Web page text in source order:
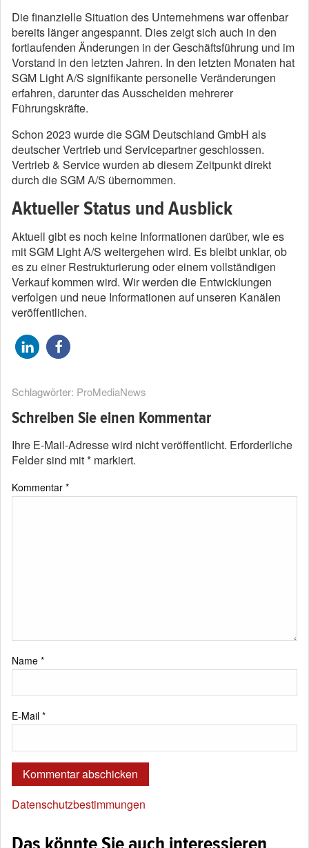
Die finanzielle Situation des Unternehmens war offenbar
bereits länger angespannt. Dies zeigt sich auch in den
fortlaufenden Änderungen in der Geschäftsführung und im
Vorstand in den letzten Jahren. In den letzten Monaten hat
SGM Light A/S signifikante personelle Veränderungen
erfahren, darunter das Ausscheiden mehrerer
Führungskräfte.
Schon 2023 wurde die SGM Deutschland GmbH als
deutscher Vertrieb und Servicepartner geschlossen.
Vertrieb & Service wurden ab diesem Zeitpunkt direkt
durch die SGM A/S übernommen.
Aktueller Status und Ausblick
Aktuell gibt es noch keine Informationen darüber, wie es
mit SGM Light A/S weitergehen wird. Es bleibt unklar, ob
es zu einer Restrukturierung oder einem vollständigen
Verkauf kommen wird. Wir werden die Entwicklungen
verfolgen und neue Informationen auf unseren Kanälen
veröffentlichen.
Schlagwörter: ProMediaNews
Schreiben Sie einen Kommentar
Ihre E-Mail-Adresse wird nicht veröffentlicht. Erforderliche
Felder sind mit* markiert.
Kommentar *
Name *
E-Mail *
Datenschutzbestimmungen